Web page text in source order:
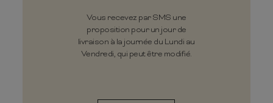
Vous recevez par SMS une
proposition pour un jour de
livraison à la journée du Lundi au
Vendredi, qui peut être modifié.